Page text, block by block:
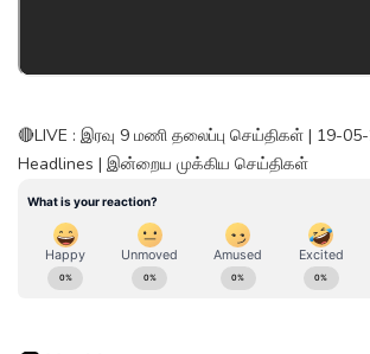
🔴LIVE : இரவு 9 மணி தலைப்பு செய்திகள் | 19-
Headlines | இன்றைய முக்கிய செய்திகள்